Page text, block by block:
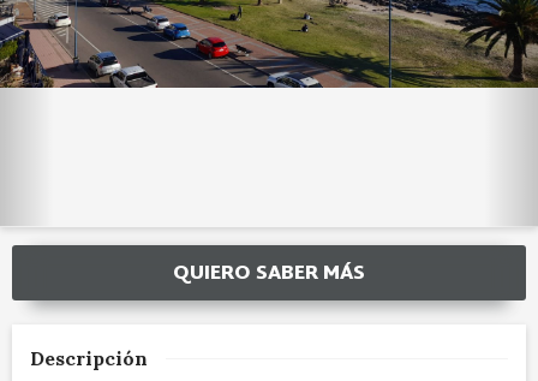
QUIERO SABER MÁS
Descripción